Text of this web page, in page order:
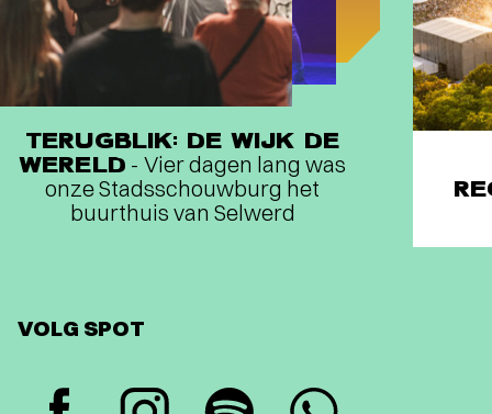
TERUGBLIK: DE WIJK DE
WERELD - Vier dagen lang was
onze Stadsschouwburg het
buurthuis van Selwerd
VOLG SPOT